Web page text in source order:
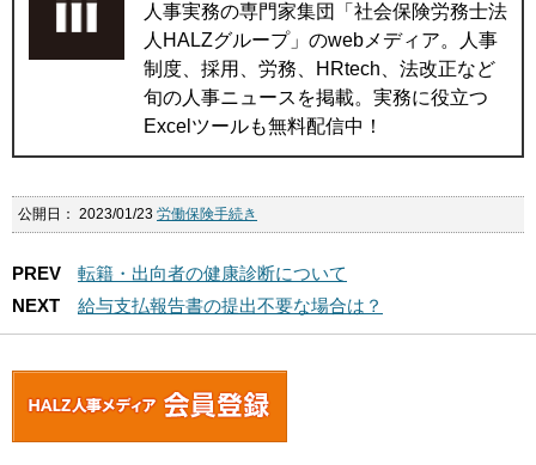
人事実務の専門家集団「社会保険労務士法
人HALZグループ」のwebメディア。人事
制度、採用、労務、HRtech、法改正など
旬の人事ニュースを掲載。実務に役立つ
Excelツールも無料配信中！
公開日： 2023/01/23 労働保険手続き
PREV
転籍・出向者の健康診断について
NEXT
給与支払報告書の提出不要な場合は？